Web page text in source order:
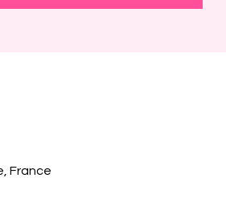
France